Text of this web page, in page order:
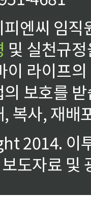
엔씨 임
및 실천규
이 라이프
보호를
복사, 재배
2014. 이
도자료